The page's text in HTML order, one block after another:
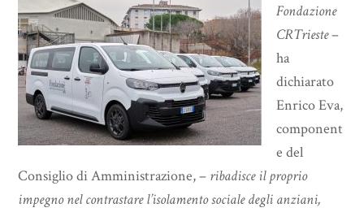
Fondazione
CRTrieste–
ha
dichiarato
Enrico Eva,
component
e del
Consiglio di Amministrazione, – ribadisce il proprio
impegno nel contrastare l’isolamento sociale degli anziani,